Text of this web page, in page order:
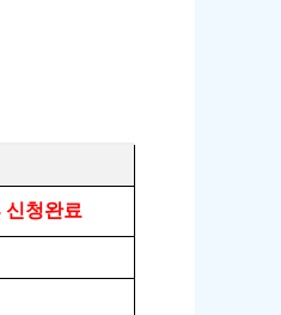
신청완료